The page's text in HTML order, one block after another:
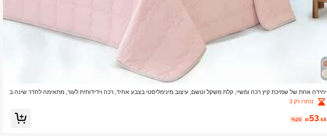
יחידה אחת של שמיכת קיץ רכה ומשיי, קלת משקל ונושם, עיצוב מינימליסטי בצבע אחיד, רכה וידידותית לעור, מתאימה לחדר שינה ב
בית, ספה, מלון, מיזוג אוויר
נותרו רק 3
₪53 .68
%20